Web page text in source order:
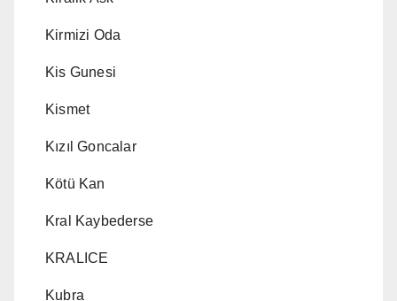
Kirmizi Oda
Kis Gunesi
Kismet
Kızıl Goncalar
Kötü Kan
Kral Kaybederse
KRALICE
Kubra